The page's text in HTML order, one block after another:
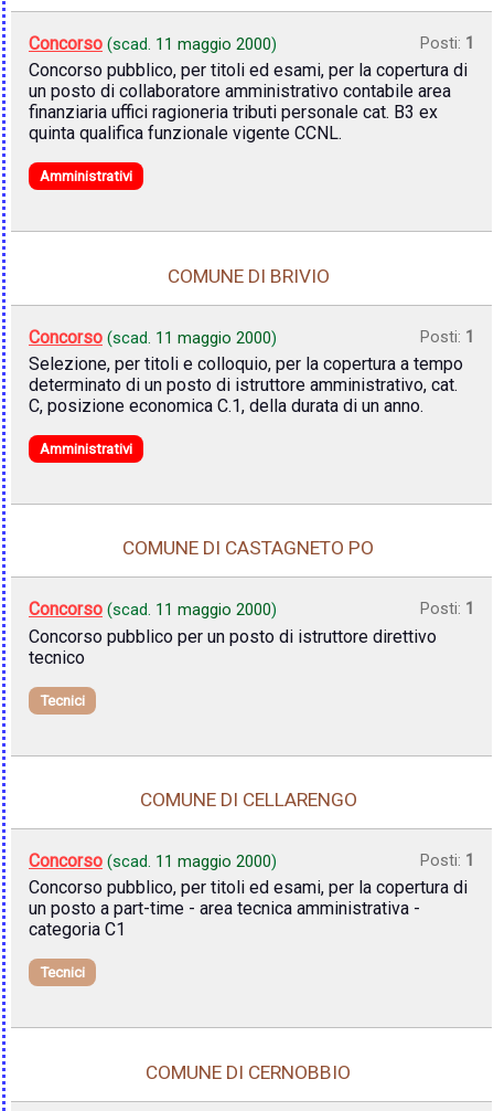
Concorso (scad. 11 maggio 2000) Posti: 1
Concorso pubblico, per titoli ed esami, per la copertura di
un posto di collaboratore amministrativo contabile area
finanziaria uffici ragioneria tributi personale cat. B3 ex
quinta qualifica funzionale vigente CCNL.
Amministrativi
COMUNE DI BRIVIO
Concorso (scad. 11 maggio 2000) Posti: 1
Selezione, per titoli e colloquio, per la copertura a tempo
determinato di un posto di istruttore amministrativo, cat.
C, posizione economica C.1, della durata di un anno.
Amministrativi
COMUNE DI CASTAGNETO PO
Concorso (scad. 11 maggio 2000) Posti: 1
Concorso pubblico per un posto di istruttore direttivo
tecnico
Tecnici
COMUNE DI CELLARENGO
Concorso (scad. 11 maggio 2000) Posti: 1
Concorso pubblico, per titoli ed esami, per la copertura di
un posto a part-time - area tecnica amministrativa -
categoria C1
Tecnici
COMUNE DI CERNOBBIO